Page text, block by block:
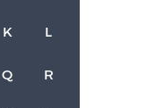
K L
Q R